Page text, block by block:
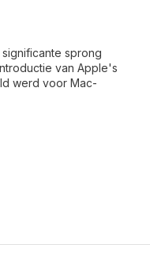
significante sprong
van Apple's
werd voor Mac-